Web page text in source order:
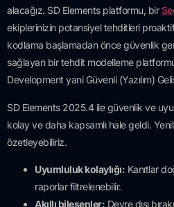
alacağız. SD Elements platformu, bir
ekiplerinizin potansiyel tehditleri
kodlama başlamadan önce güvenlik
sağlayan bir tehdit modelleme
Development yani Güvenli (Yazılım)
SD Elements 2025.4 ile güvenlik ve
kolay ve daha kapsamlı hale geldi.
özetleyebiliriz.
Uyumluluk kolaylığı: Kanıtlar
raporlar filtrelenebilir.
Akıllı bileşenler: Devre dışı